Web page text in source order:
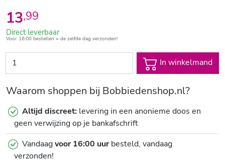
13,99
Direct leverbaar
Voor 16:00 bestellen = de zelfde dag verzonden!
In winkelmand
Waarom shoppen bij Bobbiedenshop.nl?
Altijd discreet: levering in een anonieme doos en
geen verwijzing op je bankafschrift
Vandaagvoor 16:00 uurbesteld, vandaag
verzonden!